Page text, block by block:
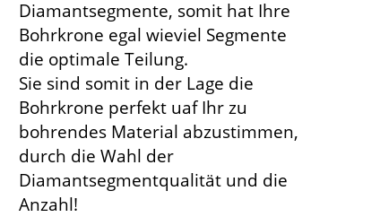
Diamantsegmente, somit hat Ihre
Bohrkrone egal wieviel Segmente
die optimale Teilung.
Sie sind somit in der Lage die
Bohrkrone perfekt uaf Ihr zu
bohrendes Material abzustimmen,
durch die Wahl der
Diamantsegmentqualität und die
Anzahl!